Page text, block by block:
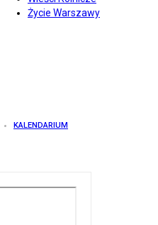
Życie Warszawy
KALENDARIUM